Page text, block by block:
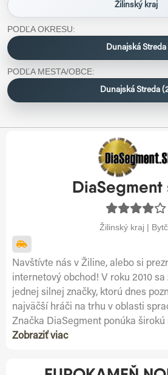
Žilinský kraj
PODĽA OKRESU:
Dunajská Streda
PODĽA MESTA/OBCE:
Dunajská Streda
DiaSegment
Žilinský kraj |
Navštívte nás v Žiline, alebo si
internetový obchod! V roku 2010
jednej silnej značky, ktorú dnes
najväčší hráči na trhu v oblasti
Značka DiaSegment ponúka širokú
Zobraziť viac